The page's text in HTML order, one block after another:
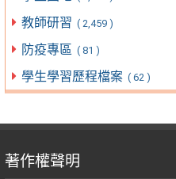
教師研習 ( 2,459 )
防疫專區 ( 81 )
學生學習歷程檔案 ( 62 )
著作權聲明